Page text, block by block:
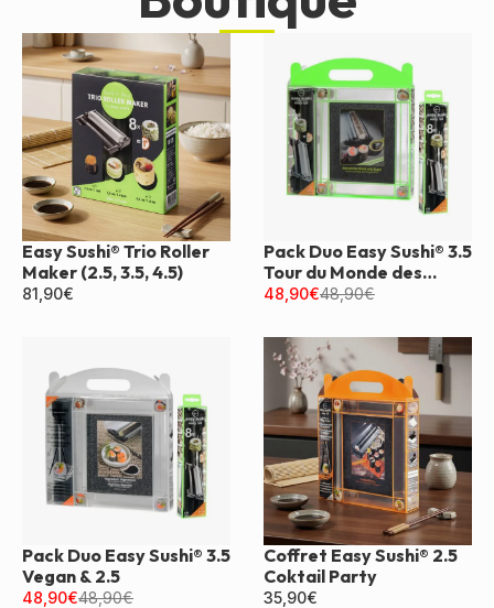
Easy Sushi® Trio Roller
Maker (2.5, 3.5, 4.5)
81,90€
Pack Duo Easy Sushi® 3.5
Tour du Monde des
Sushis & 2.5
48,90€48,90€
Pack Duo Easy Sushi® 3.5
Vegan & 2.5
48,90€48,90€
Coffret Easy Sushi® 2.5
Coktail Party
35,90€